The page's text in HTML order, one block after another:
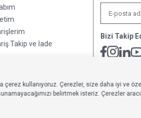
Takip ve İade
Bizi Takip
Hafta İçi:
0850 640
kullanıyoruz. Çerezler, size daha iyi ve
belirtmek isteriz. Çerezler